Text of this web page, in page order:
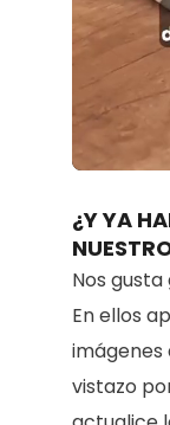
¿Y YA
Nos
En ellos
imágenes
vistazo